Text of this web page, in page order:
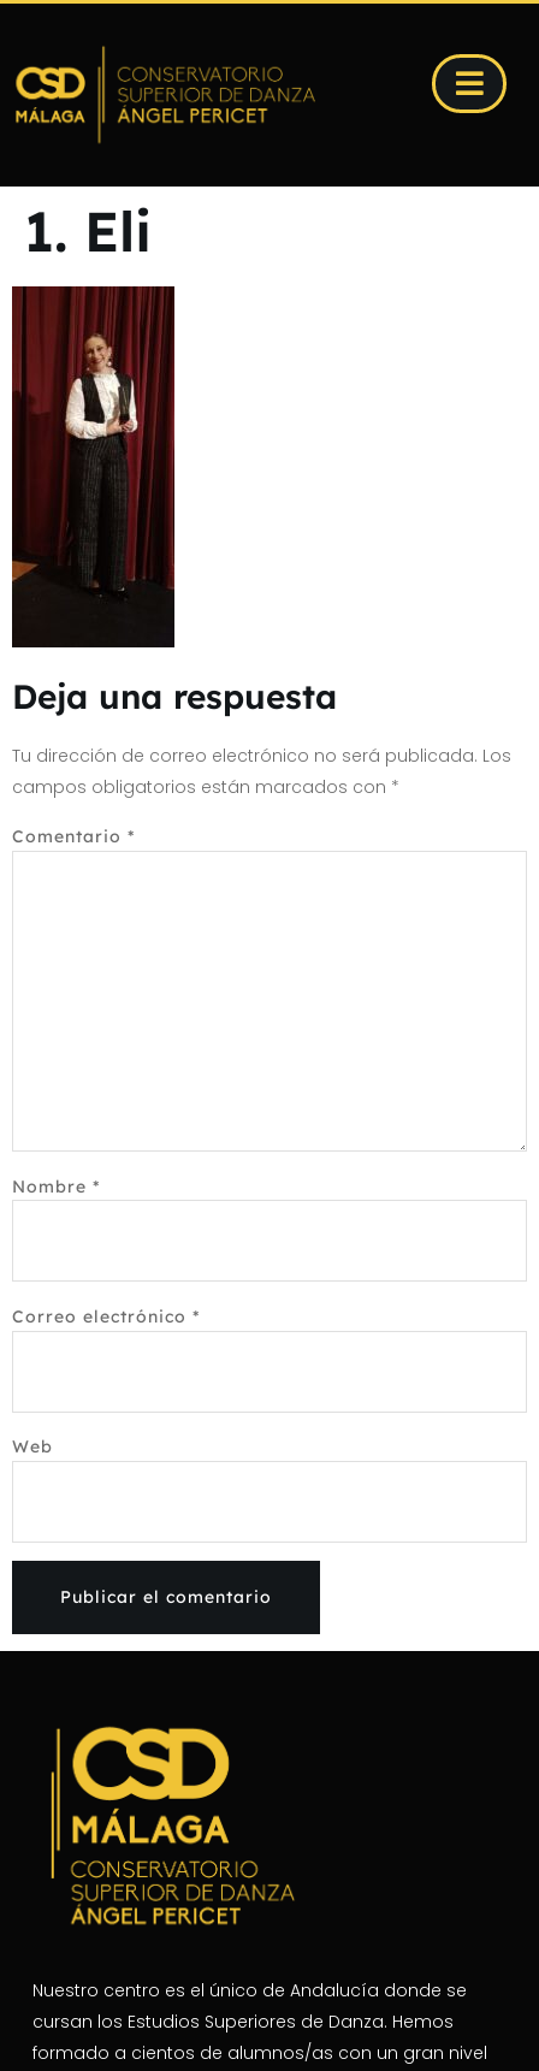
1. Eli
Deja una respuesta
Tu dirección de correo electrónico no será publicada. Los
campos obligatorios están marcados con *
Comentario *
Nombre *
Correo electrónico *
Web
Nuestro centro es el único de Andalucía donde se
cursan los Estudios Superiores de Danza. Hemos
formado a cientos de alumnos/as con un gran nivel